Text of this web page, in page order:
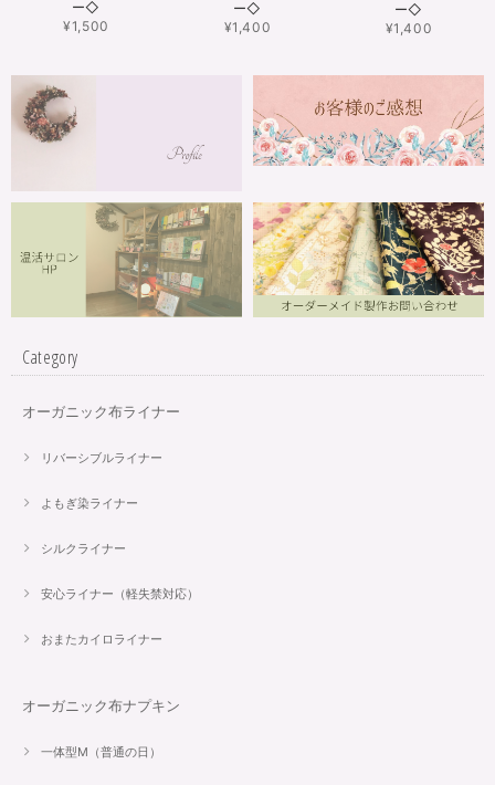
ー◇
¥1,500
ー◇
¥1,400
ー◇
¥1,400
Category
オーガニック布ライナー
リバーシブルライナー
よもぎ染ライナー
シルクライナー
安心ライナー（軽失禁対応）
おまたカイロライナー
オーガニック布ナプキン
一体型M（普通の日）